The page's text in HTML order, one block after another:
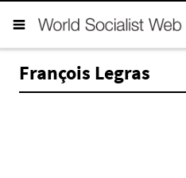
François Legras